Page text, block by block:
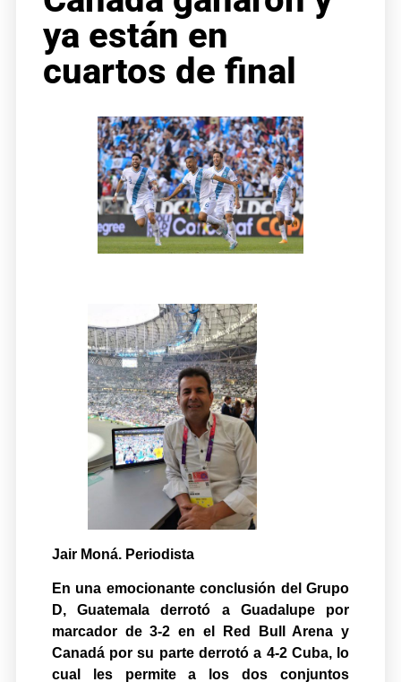
ya están en
cuartos de final
Jair Moná. Periodista
En una emocionante conclusión del Grupo
D, Guatemala derrotó a Guadalupe por
marcador de 3-2 en el Red Bull Arena y
Canadá por su parte derrotó a 4-2 Cuba, lo
cual les permite a los dos conjuntos